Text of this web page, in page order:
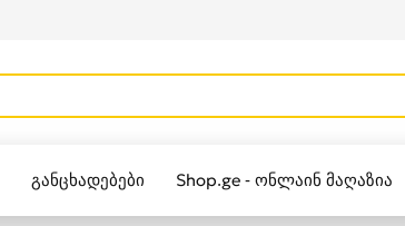
განცხადებები Shop.ge - ონლაინ მაღაზია